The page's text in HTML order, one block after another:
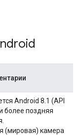
Android 8.1 (API
более поздняя
(мировая) камера